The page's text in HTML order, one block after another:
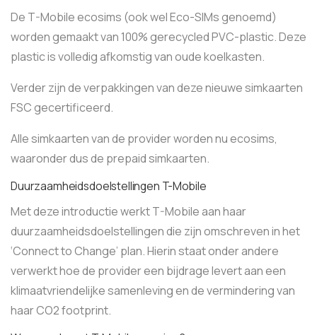
De T-Mobile ecosims (ook wel Eco-SIMs genoemd)
worden gemaakt van 100% gerecycled PVC-plastic. Deze
plastic is volledig afkomstig van oude koelkasten.
Verder zijn de verpakkingen van deze nieuwe simkaarten
FSC gecertificeerd.
Alle simkaarten van de provider worden nu ecosims,
waaronder dus de prepaid simkaarten.
Duurzaamheidsdoelstellingen T-Mobile
Met deze introductie werkt T-Mobile aan haar
duurzaamheidsdoelstellingen die zijn omschreven in het
‘Connect to Change’ plan. Hierin staat onder andere
verwerkt hoe de provider een bijdrage levert aan een
klimaatvriendelijke samenleving en de vermindering van
haar CO2 footprint.